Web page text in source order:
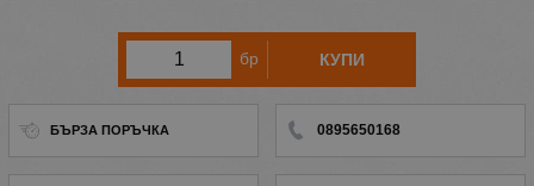
бр КУПИ
БЪРЗА ПОРЪЧКА 0895650168